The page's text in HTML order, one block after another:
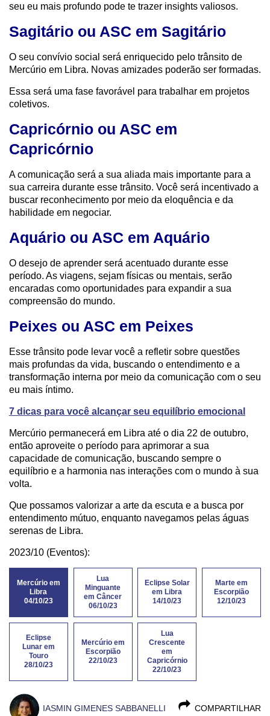
seu eu mais profundo pode te trazer insights valiosos.
Sagitário ou ASC em Sagitário
O seu convívio social será enriquecido pelo trânsito de
Mercúrio em Libra. Novas amizades poderão ser formadas.
Essa será uma fase favorável para trabalhar em projetos
coletivos.
Capricórnio ou ASC em
Capricórnio
A comunicação será a sua aliada mais importante para a
sua carreira durante esse trânsito. Você será incentivado a
buscar reconhecimento por meio da eloquência e da
habilidade em negociar.
Aquário ou ASC em Aquário
O desejo de aprender será acentuado durante esse
período. As viagens, sejam físicas ou mentais, serão
encaradas como oportunidades para expandir a sua
compreensão do mundo.
Peixes ou ASC em Peixes
Esse trânsito pode levar você a refletir sobre questões
mais profundas da vida, buscando o entendimento e a
transformação interna por meio da comunicação com o seu
eu mais íntimo.
7 dicas para você alcançar seu equilíbrio emocional
Mercúrio permanecerá em Libra até o dia 22 de outubro,
então aproveite o período para aprimorar a sua
capacidade de comunicação, buscando sempre o
equilíbrio e a harmonia nas interações com o mundo à sua
volta.
Que possamos valorizar a arte da escuta e a busca por
entendimento mútuo, enquanto navegamos pelas águas
serenas de Libra.
2023/10 (Eventos):
Mercúrio em
Libra
04/10/23
Lua
Minguante
em Câncer
06/10/23
Eclipse Solar
em Libra
14/10/23
Marte em
Escorpião
12/10/23
Eclipse
Lunar em
Touro
28/10/23
Mercúrio em
Escorpião
22/10/23
Lua
Crescente
em
Capricórnio
22/10/23
COMPARTILHAR
IASMIN GIMENES SABBANELLI